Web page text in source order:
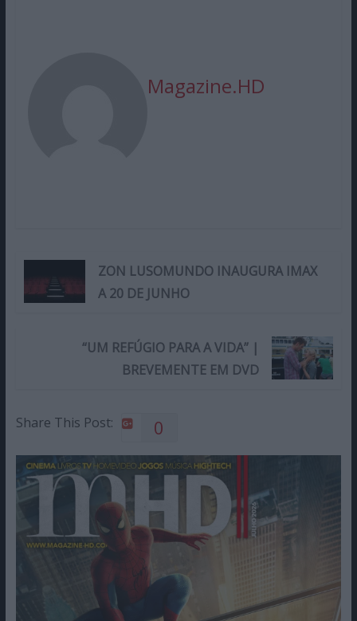
Magazine.HD
ZON LUSOMUNDO INAUGURA IMAX
A 20 DE JUNHO
“UM REFÚGIO PARA A VIDA” |
BREVEMENTE EM DVD
Share This Post: 0